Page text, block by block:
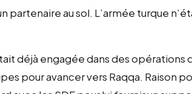
partenaire au sol. L’armée turque
déjà engagée dans des opérations
pour avancer vers Raqqa. Raison